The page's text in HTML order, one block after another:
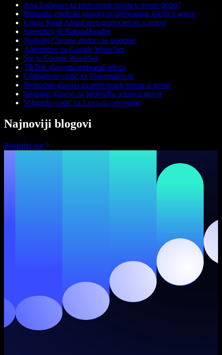
Jesu li glasovi za pretvaranje teksta u govor dobri?
Britanski engleski glasovi za pretvaranje teksta u govor
Cijene Read Aloud pretvaranja teksta u govor
Speechify ili NaturalReader
Najbolji Chrome dodaci za studente
Alternative za Google WaveNet
Što je Google WaveNet
TikTok glasovni pretvarač teksta
Ultimativni vodič za Voicemaker.in
Bengalski glasovi za pretvaranje teksta u govor
Javanski glasovi za pretvorbu teksta u govor
Vrhunski vodič za Lovo.ai i recenzije
Najnoviji blogovi
Pogledaj sve